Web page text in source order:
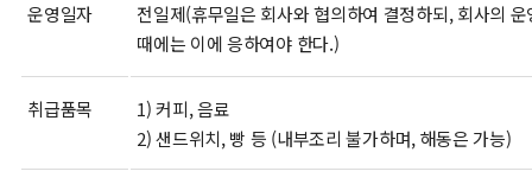
운영일자
전일제(휴무일은 회사와 협의하여 결정하되, 회사의
때에는 이에 응하여야 한다.)
취급품목
1) 커피, 음료
2) 샌드위치, 빵 등 (내부조리 불가하며, 해동은 가능)